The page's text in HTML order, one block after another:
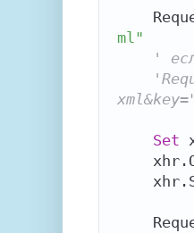
ml"
'
Set